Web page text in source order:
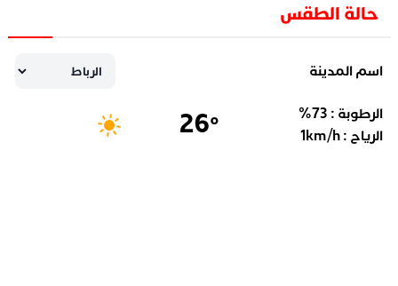
حالة الطقس
اسم المدينة
الرطوبة : 73
%
الرياح :
1km/h
26°